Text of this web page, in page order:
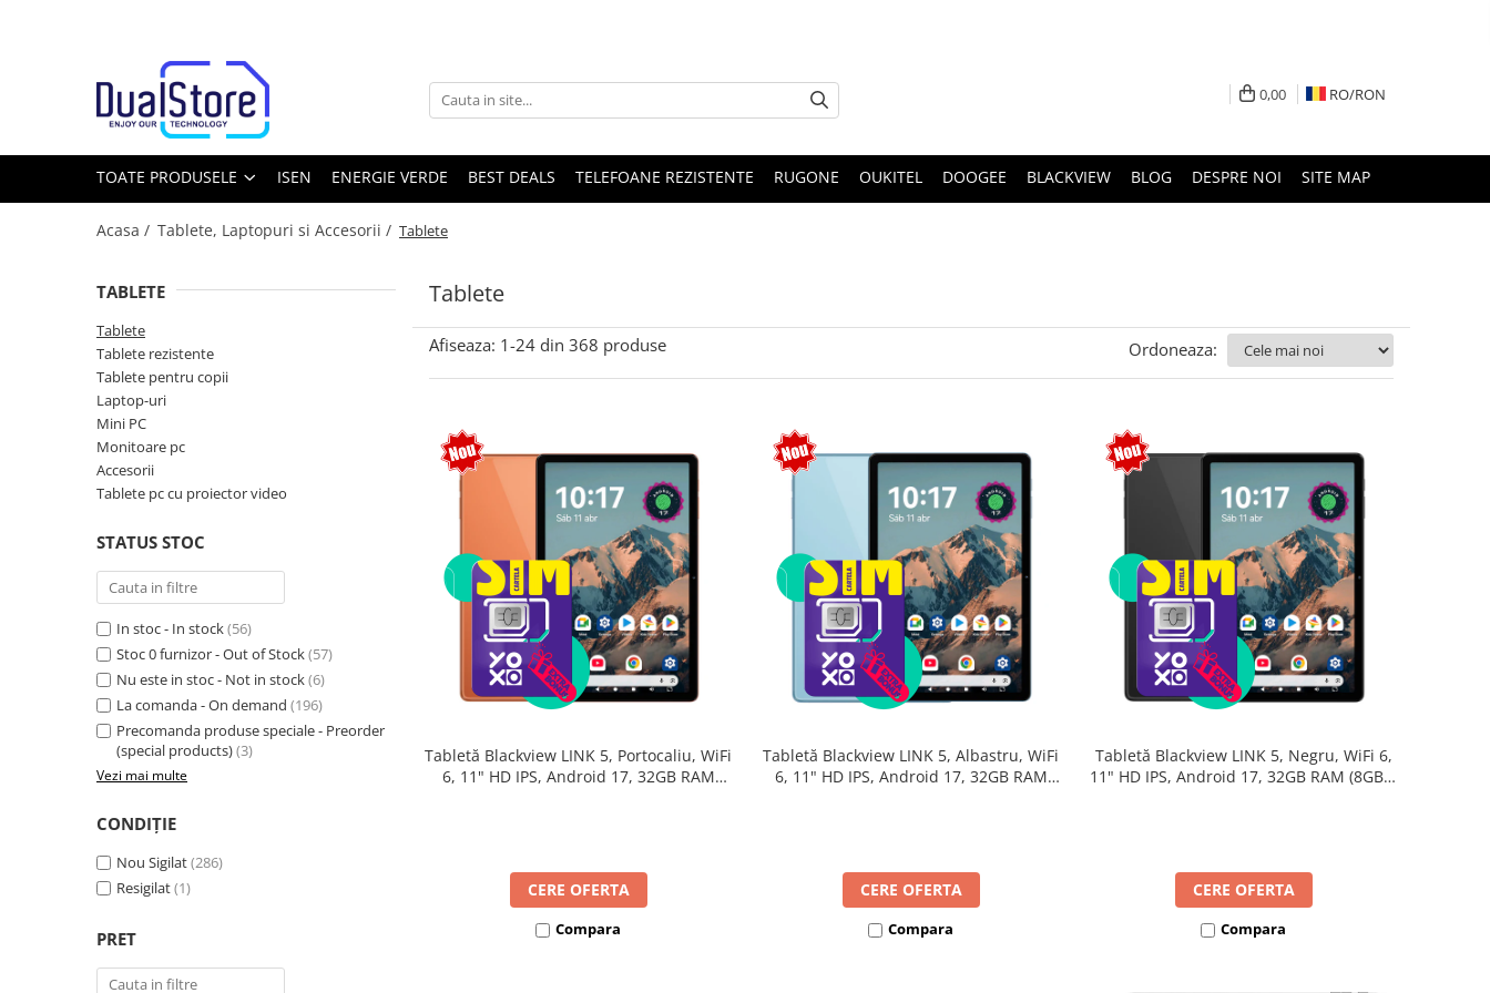
Producatori Telefoane Mobila
Telefoane mobile
Toate ( smart si clasice )
Telefoane cu proiector video
Telefoane (Smartphone) 5G
Telefoane cu camera termica
Telefoane clasice
Piese si accesorii telefoane mobile
Producatori telefoane
Telefoane mobile RugOne
Telefoane mobile Doogee
Telefoane mobile Oukitel
Telefoane mobile Ulefone
Telefoane mobile Unihertz
Telefoane mobile Cubot
Telefoane mobile Blackview
Telefoane mobile OSCAL
Telefoane mobile Fossibot
Telefoane mobile Lagenio
Telefoane mobile iSEN
Telefoane mobile F150
Telefoane mobile HUAWEI
Telefoane mobile Xiaomi
Telefoane mobile AGM
0,00 RO/RON
TOATE PRODUSELE ISEN ENERGIE VERDE BEST DEALS TELEFOANE REZISTENTE RUGONE OUKITEL DOOGEE BLACKVIEW BLOG DESPRE NOI SITE MAP
Acasa / Tablete, Laptopuri si Accesorii / Tablete
Tablete
TABLETE
Tablete
Tablete rezistente
Tablete pentru copii
Laptop-uri
Mini PC
Monitoare pc
Accesorii
Tablete pc cu proiector video
STATUS STOC
In stoc - In stock(56)
Stoc 0 furnizor - Out of Stock(57)
Nu este in stoc - Not in stock(6)
La comanda - On demand (196)
Precomanda produse speciale - Preorder
(special products)(3)
Vezi mai multe
CONDIȚIE
Nou Sigilat(286)
Resigilat(1)
PRET
Afiseaza: 1-24 din 368 produse Ordoneaza:
Tabletă Blackview LINK 5, Portocaliu, WiFi
6, 11" HD IPS, Android 17, 32GB RAM
CERE OFERTA
Compara
Tabletă Blackview LINK 5, Albastru, WiFi
6, 11" HD IPS, Android 17, 32GB RAM
CERE OFERTA
Compara
Tabletă Blackview LINK 5, Negru, WiFi 6,
11" HD IPS, Android 17, 32GB RAM (8GB +
CERE OFERTA
Compara